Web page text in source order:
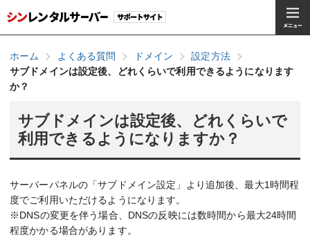
ホーム よくある質問 ドメイン
設定方法
サブドメインは設定後、どれくらいで利用できるようになります
か？
サブドメインは設定後、どれくらいで
利用できるようになりますか？
サーバーパネルの「サブドメイン設定」より追加後、最大1時間程
度でご利用いただけるようになります。
※DNSの変更を伴う場合、DNSの反映には数時間から最大24時間
程度かかる場合があります。